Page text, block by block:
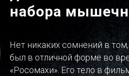
набора
Нет никаких сомнений в
был в отличной форме во
«Росомахи». Его тело в